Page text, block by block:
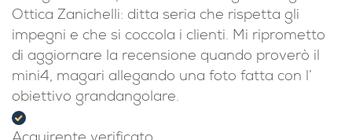
dal box/scatola alla borsa per trasportarlo, è
super leggero e compatto. Inoltre ho trovato
una gradita sorpresa: l’obiettivo grandangolare.
Ottica Zanichelli: ditta seria che rispetta gli
impegni e che si coccola i clienti. Mi riprometto
di aggiornare la recensione quando proverò il
mini4, magari allegando una foto fatta con l’